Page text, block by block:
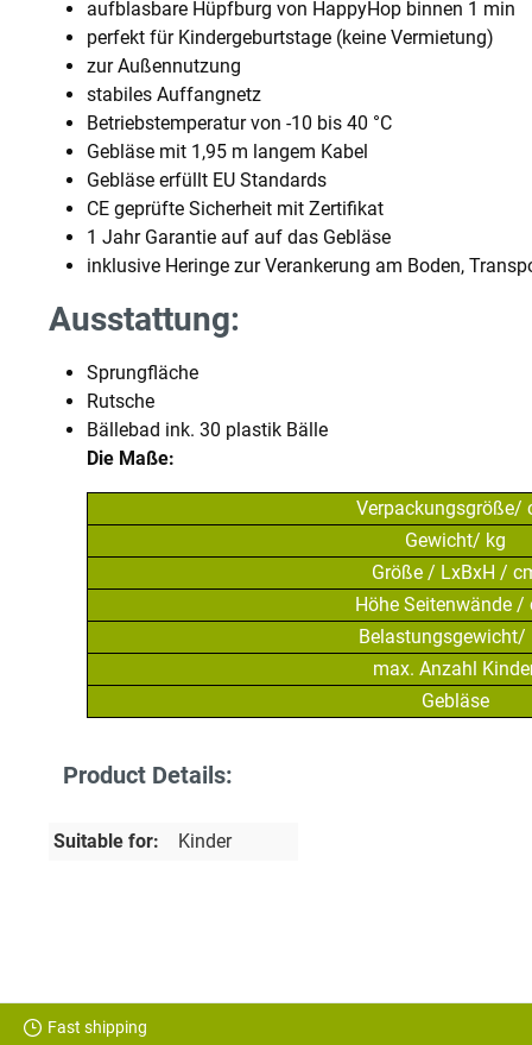
aufblasbare Hüpfburg von HappyHop binnen 1 min
perfekt für Kindergeburtstage (keine Vermietung)
zur Außennutzung
stabiles Auffangnetz
Betriebstemperatur von -10 bis 40 °C
Gebläse mit 1,95 m langem Kabel
Gebläse erfüllt EU Standards
CE geprüfte Sicherheit mit Zertifikat
1 Jahr Garantie auf auf das Gebläse
inklusive Heringe zur Verankerung am Boden,
Ausstattung:
Sprungfläche
Rutsche
Bällebad ink. 30 plastik Bälle
Die Maße:
Verpackungsgröße/
Gewicht/ kg
Größe / LxBxH /
Höhe Seitenwände /
Belastungsgewicht/
max. Anzahl Kinde
Gebläse
Product Details:
Suitable for: Kinder
Fast shipping